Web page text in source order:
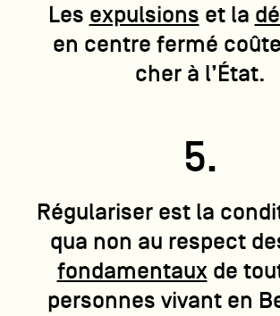
Les expulsions et la
en centre fermé
cher à l’État.
5.
Régulariser est la
qua non au respect
fondamentauxde
personnes vivant en